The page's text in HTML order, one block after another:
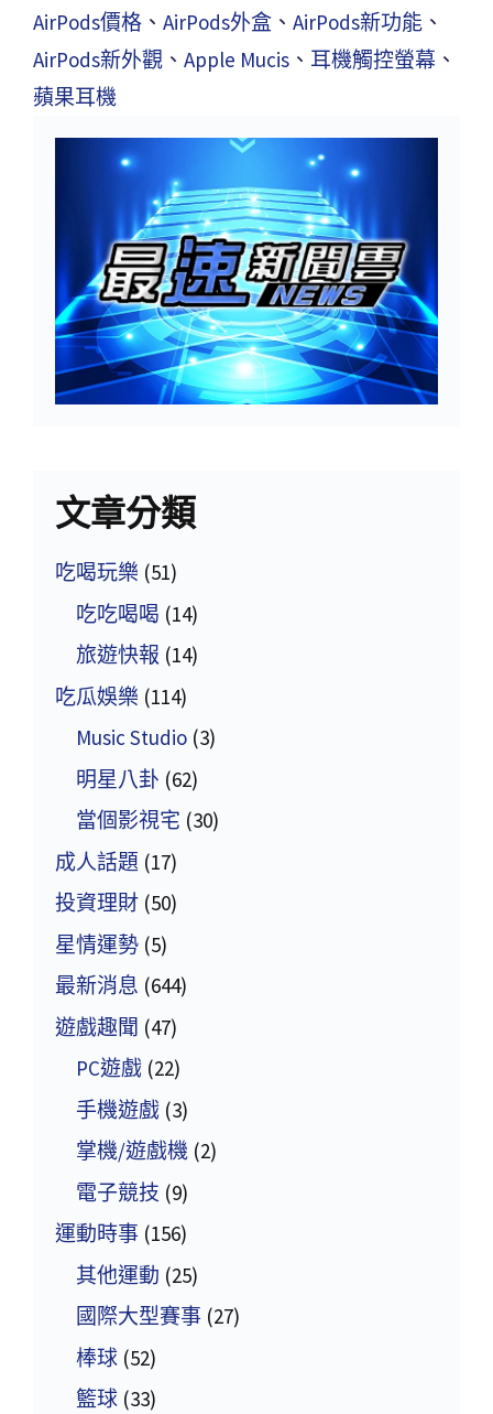
AirPods價格 、 AirPods外盒 、 AirPods新功能 、
AirPods新外觀 、 Apple Mucis 、 耳機觸控螢幕 、
蘋果耳機
文章分類
吃喝玩樂 (51)
吃吃喝喝 (14)
旅遊快報 (14)
吃瓜娛樂 (114)
Music Studio (3)
明星八卦 (62)
當個影視宅 (30)
成人話題 (17)
投資理財 (50)
星情運勢 (5)
最新消息 (644)
遊戲趣聞 (47)
PC遊戲 (22)
手機遊戲 (3)
掌機/遊戲機 (2)
電子競技 (9)
運動時事 (156)
其他運動 (25)
國際大型賽事 (27)
棒球 (52)
籃球 (33)